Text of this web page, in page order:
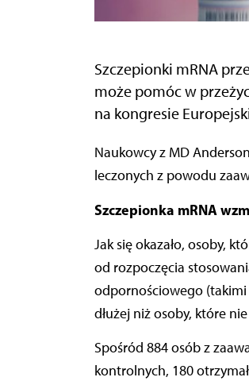
Szczepionki mRNA
może pomóc w
na kongresie
Naukowcy z MD Anderson Cancer Center z USA przeanalizowali dane prawie 1 tys. osób
leczonych z powodu
Szczepionka mRNA
Jak się okazało, osoby,
od rozpoczęcia
odpornościowego (takimi
dłużej niż osoby, które
Spośród 884 osób z
kontrolnych, 180